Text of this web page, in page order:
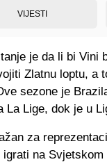
VIJESTI
je da li bi Vini
Zlatnu loptu, a
sezone je
La Lige, dok je u
za
igrati na Svjetskom